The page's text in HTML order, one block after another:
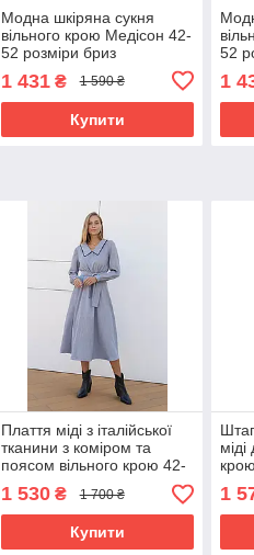
Модна шкіряна сукня
вільного крою Медісон 42-
52 розміри бриз
1 431₴ 1 590 ₴
Купити
52
1
Плаття міді з італійської
тканини з коміром та
поясом вільного крою 42-
52 розміри різні кольори
блакитне
1 530₴ 1 700 ₴
Купити
1